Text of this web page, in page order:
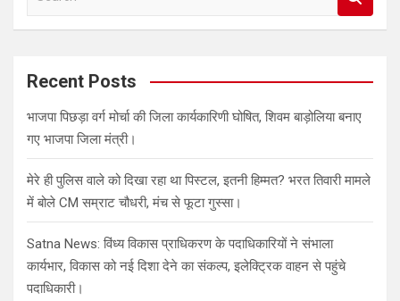
a
cRecent Posts
भाजपा पिछड़ा वर्ग मोर्चा की जिला कार्यकारिणी घोषित, शिवम बाड़ोलिया बनाए
गए भाजपा जिला मंत्री।
मेरे ही पुलिस वाले को दिखा रहा था पिस्टल, इतनी हिम्मत? भरत तिवारी मामले
में बोले CM सम्राट चौधरी, मंच से फूटा गुस्सा।
Satna News: विंध्य विकास प्राधिकरण के पदाधिकारियों ने संभाला
कार्यभार, विकास को नई दिशा देने का संकल्प, इलेक्ट्रिक वाहन से पहुंचे
पदाधिकारी।